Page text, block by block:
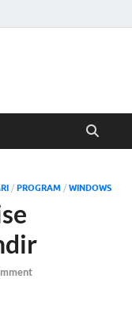
/ PROGRAM / WINDOWS